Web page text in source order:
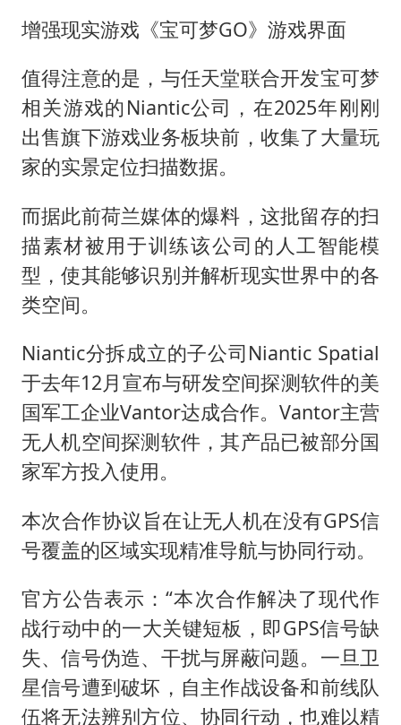
增强现实游戏《宝可梦GO》游戏界面
值得注意的是，与任天堂联合开发宝可梦
相关游戏的Niantic公司，在2025年刚刚
出售旗下游戏业务板块前，收集了大量玩
家的实景定位扫描数据。
而据此前荷兰媒体的爆料，这批留存的扫
描素材被用于训练该公司的人工智能模
型，使其能够识别并解析现实世界中的各
类空间。
Niantic分拆成立的子公司Niantic Spatial
于去年12月宣布与研发空间探测软件的美
国军工企业Vantor达成合作。Vantor主营
无人机空间探测软件，其产品已被部分国
家军方投入使用。
本次合作协议旨在让无人机在没有GPS信
号覆盖的区域实现精准导航与协同行动。
官方公告表示：“本次合作解决了现代作
战行动中的一大关键短板，即GPS信号缺
失、信号伪造、干扰与屏蔽问题。一旦卫
星信号遭到破坏，自主作战设备和前线队
伍将无法辨别方位、协同行动，也难以精